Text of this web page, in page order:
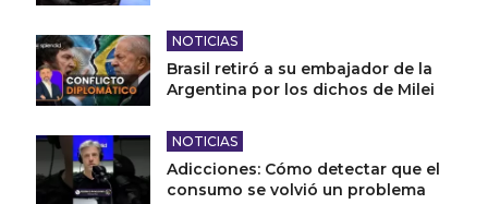
NOTICIAS
Brasil retiró a su embajador de la
Argentina por los dichos de Milei
NOTICIAS
Adicciones: Cómo detectar que el
consumo se volvió un problema